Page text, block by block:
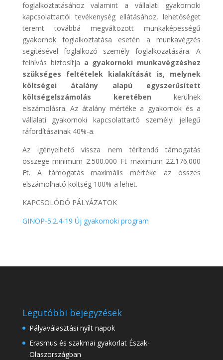
foglalkoztatásához valamint a vállalati gyakornoki
kapcsolattartói tevékenység ellátásához, lehetőséget
teremt továbbá megváltozott munkaképességű
gyakornok foglalkoztatása esetén a munkavégzés
segítésével foglalkozó személy foglalkozatására. A
felhívás biztosítja a gyakornoki munkavégzéshez
szükséges feltételek kialakítását is, melynek
költségei átalány alapú egyszerűsített
költségelszámolás keretébenkerülnek
elszámolásra. Az átalány mértéke a gyakornok és a
vállalati gyakornoki kapcsolattartó személyi jellegű
ráfordításainak 40%-a.
Az igényelhető vissza nem térítendő támogatás
összege minimum 2.500.000 Ft maximum 22.176.000
Ft. A támogatás maximális mértéke az összes
elszámolható költség 100%-a lehet.
KAPCSOLÓDÓ PÁLYÁZATOK
GINOP-5.2.4-19 Új gyakornoki program
Legutóbbi bejegyzések
Pályaválasztási nyílt napok
Erasmus és szakmai gyakorlat Észak-
Olaszországban